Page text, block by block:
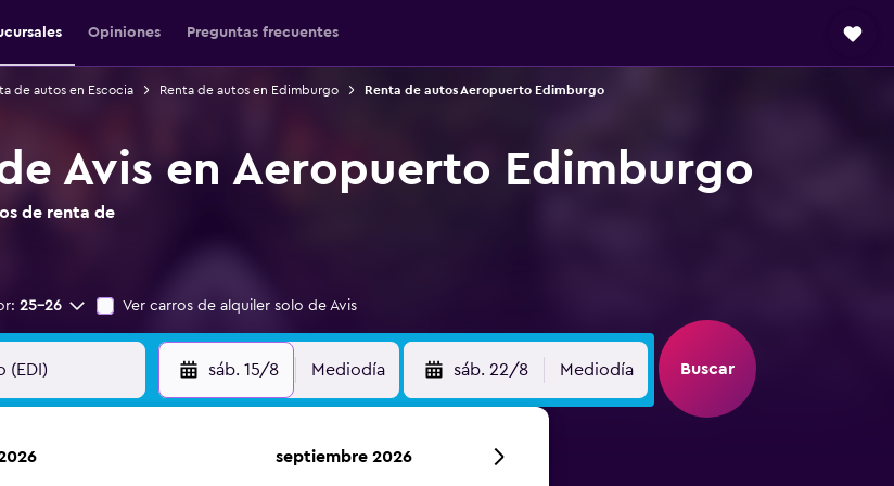
Opiniones Preguntas frecuentes
de autos en Escocia Renta de autos en Edimburgo Renta de autos Aeropuerto Edimburgo
Avis en Aeropuerto Edimburgo
de renta de
25-26 Ver carros de alquiler solo de Avis
sáb. 15/8 Mediodía sáb. 22/8 Mediodía Buscar
septiembre 2026